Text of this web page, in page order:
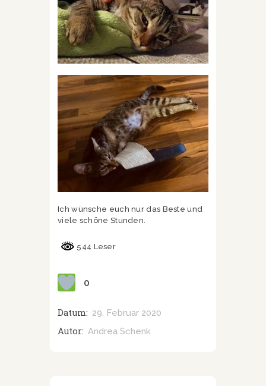
Ich wünsche euch nur das Beste und
viele schöne Stunden.
544 Leser
0
Datum: 29. Februar 2020
Autor: Andrea Schenk